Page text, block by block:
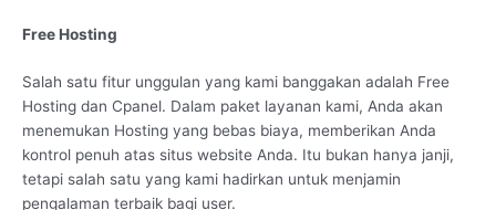
Free Hosting
Salah satu fitur unggulan yang kami banggakan adalah Free
Hosting dan Cpanel. Dalam paket layanan kami, Anda akan
menemukan Hosting yang bebas biaya, memberikan Anda
kontrol penuh atas situs website Anda. Itu bukan hanya janji,
tetapi salah satu yang kami hadirkan untuk menjamin
pengalaman terbaik bagi user.